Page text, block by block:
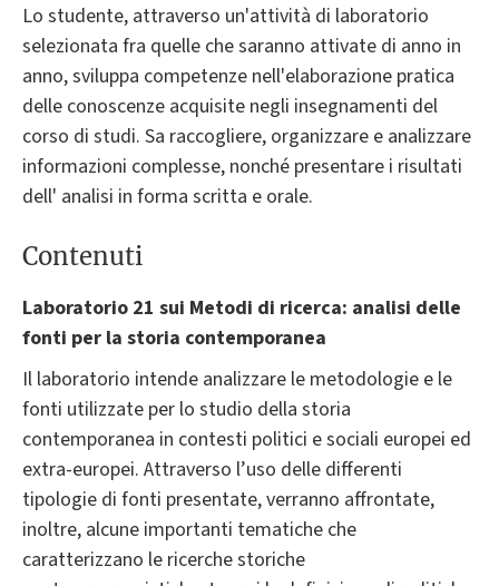
Lo studente, attraverso un'attività di laboratorio
selezionata fra quelle che saranno attivate di anno in
anno, sviluppa competenze nell'elaborazione pratica
delle conoscenze acquisite negli insegnamenti del
corso di studi. Sa raccogliere, organizzare e analizzare
informazioni complesse, nonché presentare i risultati
dell' analisi in forma scritta e orale.
Contenuti
Laboratorio 21 sui Metodi di ricerca: analisi delle
fonti per la storia contemporanea
Il laboratorio intende analizzare le metodologie e le
fonti utilizzate per lo studio della storia
contemporanea in contesti politici e sociali europei ed
extra-europei. Attraverso l’uso delle differenti
tipologie di fonti presentate, verranno affrontate,
inoltre, alcune importanti tematiche che
caratterizzano le ricerche storiche